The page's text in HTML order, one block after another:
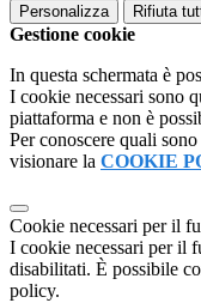
Personalizza Rifiuta
Gestione cookie
In questa schermata è
I cookie necessari sono
piattaforma e non è
Per conoscere quali
visionare la COOKIE
Cookie necessari per il
I cookie necessari per il
disabilitati. È possibile
policy.